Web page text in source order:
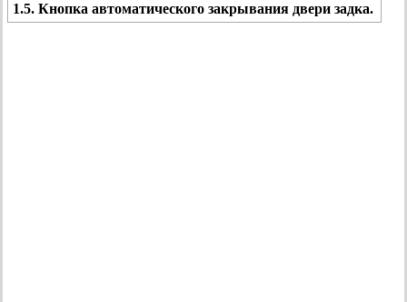
1.5. Кнопка автоматического закрывания двери задка.